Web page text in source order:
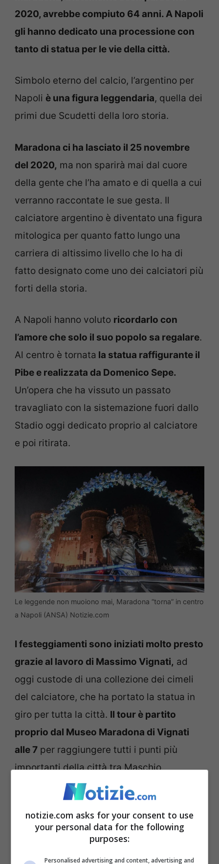
2020, avrebbe compiuto 64 anni. A Napoli
gli hanno dedicato una processione con
tanto di statua per le vie della città.
Simbolo eterno del calcio, l’argentino per
Napoli è una figura leggendaria, quella dei
primi due Scudetti della loro storia.
Maradona ci ha lasciato il 25 novembre
del 2020, ma non sparirà mai dal cuore
della gente che l’ha amato e di quella a cui
verranno raccontate le sue gesta. Il
calciatore argentino è diventato una figura
mitologica per quanto fatto lungo una
carriera di altissimo livello che lo ha di
fatto designato come uno dei calciatori più
forti della storia.
A Napoli hanno voluto ricordarlo con
l’amore che solo il suo popolo sa regalare.
Al centro è tornata la statua raffigurante il
Pibe e realizzata da Domenico Sepe.
Un’opera che ha vissuto un passato
travagliato con la sistemazione fuori dallo
Stadio oggi dedicato proprio al calciatore
e poi ritirata.
Le leggende non muoiono mai, Maradona “torna” in centro
a Napoli (ANSA) Notizie.com
I festeggiamenti sono iniziati molto presto
grazie al lavoro di Massimo Vignati, ad
oggi custode di una collezione dei cimeli
del calciatore, che ha portato la statua in
giro per tutta la città. Il tour è partito
proprio dal Museo Maradona di Vignati
alle 7 per raggiungere tutti i punti più
importanti della città tra Maschio
Angioino, piazza Plebiscito e largo
Sermoneta. Alle ore 11 la statua dal Centro
Paradiso del rione Soccavo ha raggiunto lo
stadio, poi i quartieri San Giovanni a
Teduccio e Miano. Alle 16 c’è stato poi
notizie.com asks for your consent to use
your personal data for the following
purposes:
Personalised advertising and content, advertising and